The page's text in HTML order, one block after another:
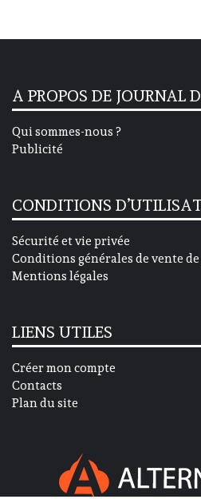
A PROPOS DE JOURNAL
Qui sommes-nous ?
Publicité
CONDITIONS
Sécurité et vie privée
Conditions générales de vente
Mentions légales
LIENS UTILES
Créer mon compte
Contacts
Plan du site